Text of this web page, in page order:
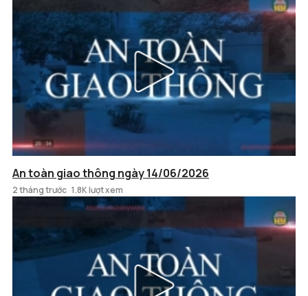
An toàn giao thông ngày 14/06/2026
2 tháng trước 1.8K lượt xem